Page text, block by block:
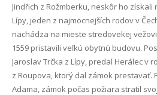
Jindřich z Rožmberku, neskôr ho
Lípy, jeden z najmocnejších rodov v
nachádza na mieste stredovekej
1559 pristavili veľkú obytnú budovu.
Jaroslav Trčka z Lípy, predal Herálec v
z Roupova, ktorý dal zámok prestavať.
Adama, zámok počas požiara stratil